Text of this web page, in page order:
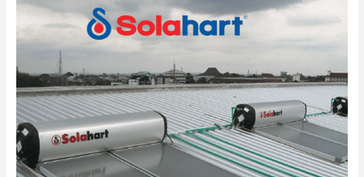
Solar
Water
Heater
Service
Berkala